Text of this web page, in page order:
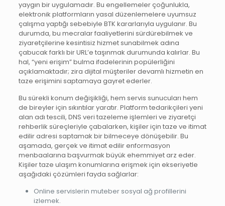
yaygın bir uygulamadır. Bu engellemeler çoğunlukla,
elektronik platformların yasal düzenlemelere uyumsuz
çalışma yaptığı sebebiyle BTK kararlarıyla uygulanır. Bu
durumda, bu mecralar faaliyetlerini sürdürebilmek ve
ziyaretçilerine kesintisiz hizmet sunabilmek adına
çabucak farklı bir URL’e taşınmak durumunda kalırlar. Bu
hal, “yeni erişim” bulma ifadelerinin popülerliğini
açıklamaktadır; zira dijital müşteriler devamlı hizmetin en
taze erişimini saptamaya gayret ederler.
Bu sürekli konum değişikliği, hem servis sunucuları hem
de bireyler için sıkıntılar yaratır. Platform tedarikçileri yeni
alan adı tescili, DNS veri tazeleme işlemleri ve ziyaretçi
rehberlik süreçleriyle çabalarken, kişiler için taze ve itimat
edilir adresi saptamak bir bilmeceye dönüşebilir. Bu
aşamada, gerçek ve itimat edilir enformasyon
menbaalarına başvurmak büyük ehemmiyet arz eder.
Kişiler taze ulaşım konumlarına erişmek için ekseriyetle
aşağıdaki çözümleri fayda sağlarlar:
Online servislerin muteber sosyal ağ profillerini
izlemek.